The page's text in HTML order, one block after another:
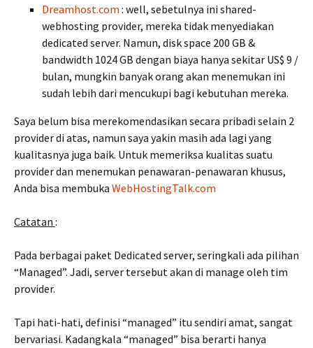
Dreamhost.com : well, sebetulnya ini shared-
webhosting provider, mereka tidak menyediakan
dedicated server. Namun, disk space 200 GB &
bandwidth 1024 GB dengan biaya hanya sekitar US$ 9 /
bulan, mungkin banyak orang akan menemukan ini
sudah lebih dari mencukupi bagi kebutuhan mereka.
Saya belum bisa merekomendasikan secara pribadi selain 2
provider di atas, namun saya yakin masih ada lagi yang
kualitasnya juga baik. Untuk memeriksa kualitas suatu
provider dan menemukan penawaran-penawaran khusus,
Anda bisa membuka WebHostingTalk.com
Catatan :
Pada berbagai paket Dedicated server, seringkali ada pilihan
“Managed”. Jadi, server tersebut akan di manage oleh tim
provider.
Tapi hati-hati, definisi “managed” itu sendiri amat, sangat
bervariasi. Kadangkala “managed” bisa berarti hanya